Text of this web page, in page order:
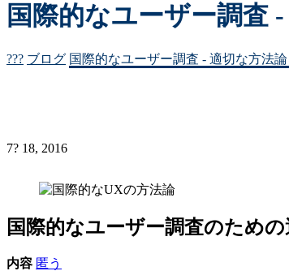
国際的なユーザー調査
??? ブログ 国際的なユーザー調査 - 適切な方法
7? 18, 2016
国際的なユーザー調査のため
内容 匿う